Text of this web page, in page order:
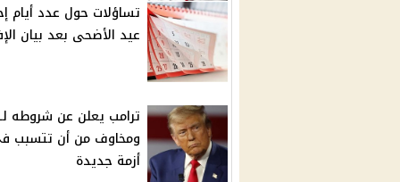
تساؤلات حول عدد أيام
عيد الأضحى بعد بيان
ترامب يعلن عن شروطه لـ
ومخاوف من أن تتسبب
أزمة جديدة